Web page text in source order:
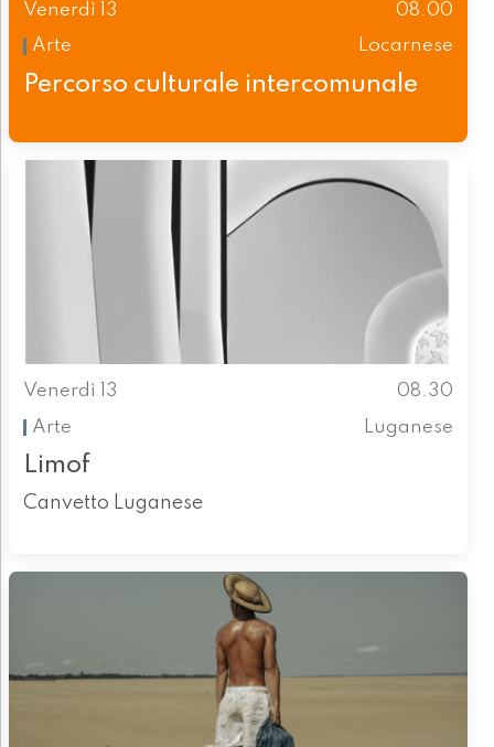
Venerdì 13
08.00
Arte
Locarnese
Percorso culturale intercomunale
Venerdì 13
08.30
Arte
Luganese
Limof
Canvetto Luganese